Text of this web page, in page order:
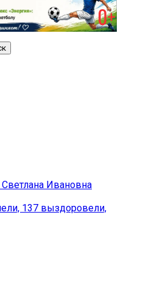
Ивановна
137 выздоровели,